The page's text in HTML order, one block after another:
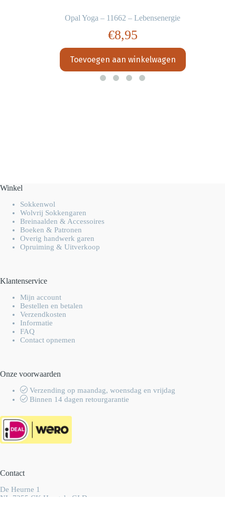
Opal Yoga – 11662 – Lebensenergie
€8,95
Toevoegen aan winkelwagen
Winkel
Sokkenwol
Wolvrij Sokkengaren
Breinaalden & Accessoires
Boeken & Patronen
Overig handwerk garen
Opruiming & Uitverkoop
Klantenservice
Mijn account
Bestellen en betalen
Verzendkosten
Informatie
FAQ
Contact opnemen
Onze voorwaarden
Verzending op maandag, woensdag en vrijdag
Binnen 14 dagen retourgarantie
Contact
De Heurne 1
NL-7255 CK Hengelo GLD